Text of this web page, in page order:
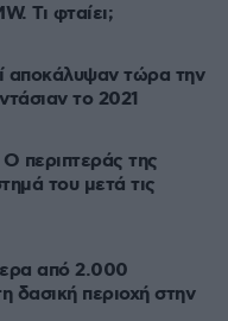
Τι φταίει;
αποκάλυψαν τώρα την
το 2021
περιπτεράς της
του μετά τις
από 2.000
δασική περιοχή στην